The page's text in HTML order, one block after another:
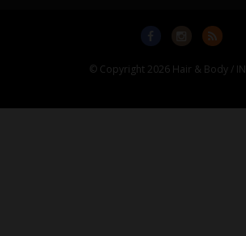
© Copyright 2026 Hair & Body /